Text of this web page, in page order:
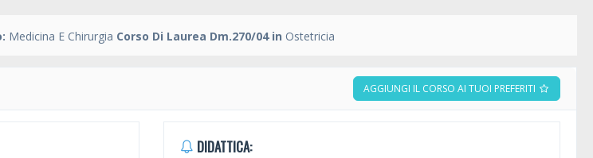
Medicina E Chirurgia Corso Di Laurea Dm.270/04 in Ostetricia
AGGIUNGI IL CORSO AI TUOI PREFERITI
DIDATTICA: